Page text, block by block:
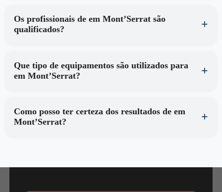
Os profissionais de em Mont’Serrat são
qualificados?
Que tipo de equipamentos são utilizados para
em Mont’Serrat?
Como posso ter certeza dos resultados de em
Mont’Serrat?